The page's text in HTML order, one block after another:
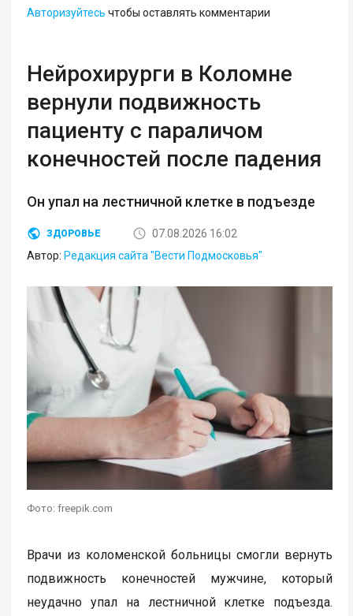
Авторизуйтесь чтобы оставлять комментарии
Нейрохирурги в Коломне
вернули подвижность
пациенту с параличом
конечностей после падения
Он упал на лестничной клетке в подъезде
ЗДОРОВЬЕ
07.08.2026 16:02
Автор: Редакция сайта "Вести Подмосковья"
Фото: freepik.com
Врачи из коломенской больницы смогли вернуть
подвижность конечностей мужчине, который
неудачно упал на лестничной клетке подъезда.